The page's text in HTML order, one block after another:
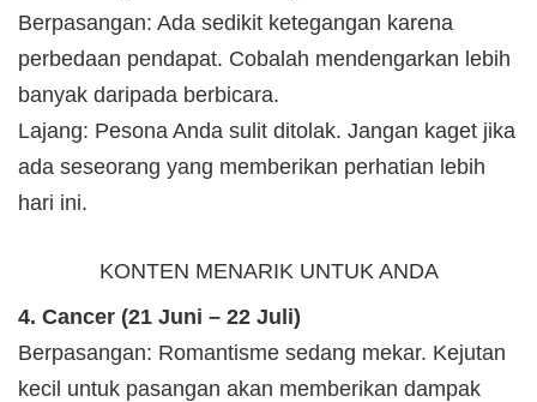
Berpasangan: Ada sedikit ketegangan karena
perbedaan pendapat. Cobalah mendengarkan lebih
banyak daripada berbicara.
Lajang: Pesona Anda sulit ditolak. Jangan kaget jika
ada seseorang yang memberikan perhatian lebih
hari ini.
KONTEN MENARIK UNTUK ANDA
4. Cancer (21 Juni – 22 Juli)
Berpasangan: Romantisme sedang mekar. Kejutan
kecil untuk pasangan akan memberikan dampak